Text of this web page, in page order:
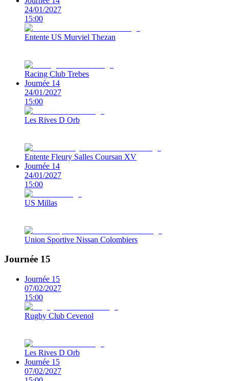
24/01/2027
15:00
Entente US Murviel Thezan
Racing Club Trebes
Journée 14
24/01/2027
15:00
Les Rives D Orb
Entente Fleury Salles Coursan XV
Journée 14
24/01/2027
15:00
US Millas
Union Sportive Nissan Colombiers
Journée 15
Journée 15
07/02/2027
15:00
Rugby Club Cevenol
Les Rives D Orb
Journée 15
07/02/2027